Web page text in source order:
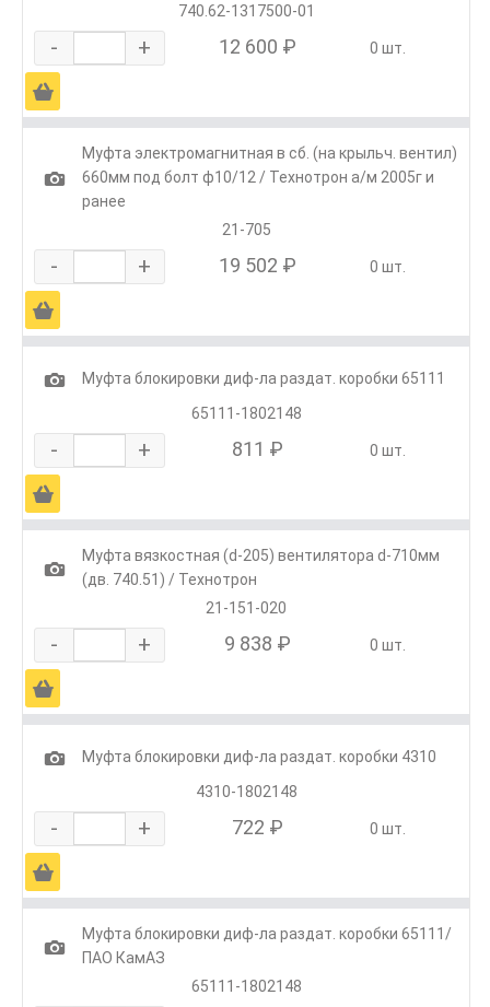
740.62-1317500-01
- + 12 600 ₽ 0 шт.
Ä
1
Муфта электромагнитная в сб. (на крыльч. вентил)
660мм под болт ф10/12 / Технотрон а/м 2005г и
ранее
21-705
- + 19 502 ₽ 0 шт.
Ä
1
Муфта блокировки диф-ла раздат. коробки 65111
65111-1802148
- + 811 ₽ 0 шт.
Ä
1
Муфта вязкостная (d-205) вентилятора d-710мм
(дв. 740.51) / Технотрон
21-151-020
- + 9 838 ₽ 0 шт.
Ä
1
Муфта блокировки диф-ла раздат. коробки 4310
4310-1802148
- + 722 ₽ 0 шт.
Ä
1
Муфта блокировки диф-ла раздат. коробки 65111/
ПАО КамАЗ
65111-1802148